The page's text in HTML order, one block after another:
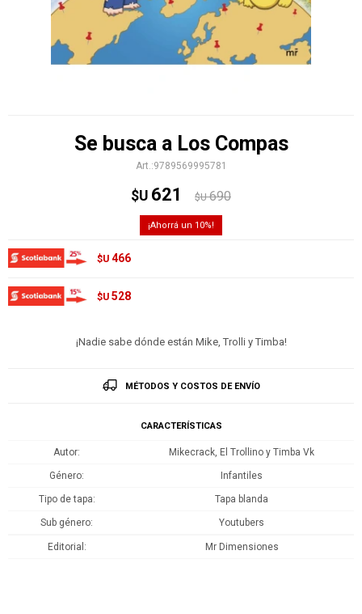
Se busca a Los Compas
9789569995781
$U 621 $U 690
10
$U 466
$U 528
¡Nadie sabe dónde están Mike, Trolli y Timba!
MÉTODOS Y COSTOS DE ENVÍO
CARACTERÍSTICAS
Autor Mikecrack, El Trollino y Timba Vk
Género Infantiles
Tipo de tapa Tapa blanda
Sub género Youtubers
Editorial Mr Dimensiones